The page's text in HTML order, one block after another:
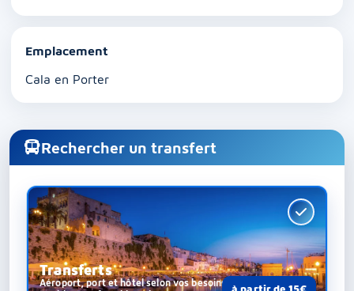
Emplacement
Cala en Porter
Rechercher un transfert
Transferts
Aéroport, port et hôtel selon vos besoins
à partir de 15€